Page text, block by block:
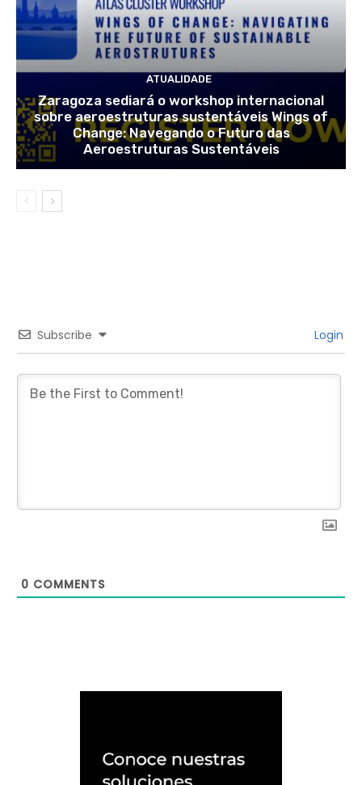
ATUALIDADE
Zaragoza sediará o workshop internacional
sobre aeroestruturas sustentáveis Wings of
Change: Navegando o Futuro das
Aeroestruturas Sustentáveis
Subscribe Login
0 COMMENTS